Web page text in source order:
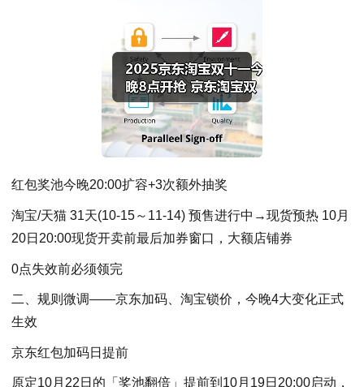
红包奖池今晚20:00扩容+3次额外抽奖
淘宝/天猫 31天(10-15～11-14) 预售进行中→现货预热 10月
20日20:00现货开卖前最后加券窗口，大额店铺券
0点失效前必须领完
二、规则微调——京东加码、淘宝锁价，今晚4大变化正式
生效
京东红包加码日提前
原定10月22日的「奖池翻倍」提前到10月19日20:00启动，